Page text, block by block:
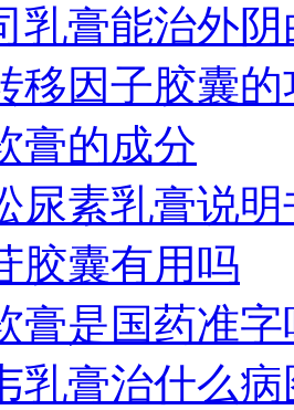
乳膏能治外
移因子胶囊
膏的成分
尿素乳膏说明
胶囊有用吗
膏是国药准字
乳膏治什么